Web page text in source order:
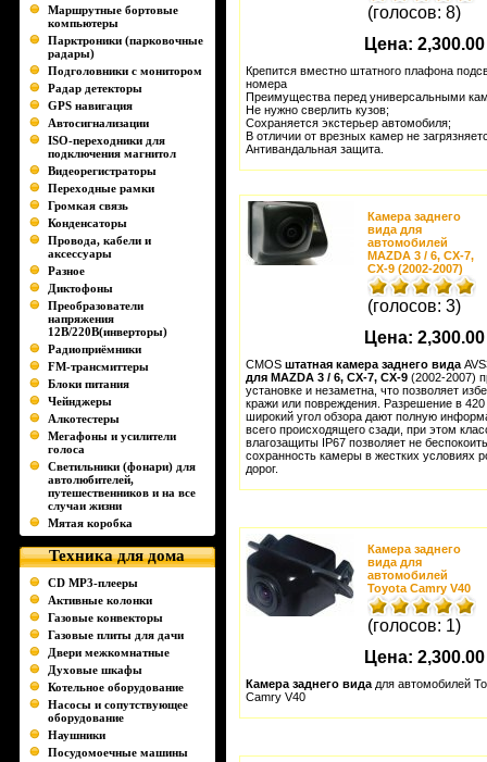
Маршрутные бортовые
компьютеры
Парктроники (парковочные
радары)
Подголовники с монитором
Радар детекторы
GPS навигация
Автосигнализации
ISO-переходники для
подключения магнитол
Видеорегистраторы
Переходные рамки
Громкая связь
Конденсаторы
Провода, кабели и
аксессуары
Разное
Диктофоны
Преобразователи
напряжения
12В/220В(инверторы)
Радиоприёмники
FM-трансмиттеры
Блоки питания
Чейнджеры
Алкотестеры
Мегафоны и усилители
голоса
Светильники (фонари) для
автолюбителей,
путешественников и на все
случаи жизни
Мятая коробка
Техника для дома
CD MP3-плееры
Активные колонки
Газовые конвекторы
Газовые плиты для дачи
Двери межкомнатные
Духовые шкафы
Котельное оборудование
Насосы и сопутствующее
оборудование
Наушники
Посудомоечные машины
(голосов: 8)
Цена:
Крепится вместно штатного плафона
номера
Преимущества перед универсальными
Не нужно сверлить кузов;
Сохраняется экстерьер автомобиля;
В отличии от врезных камер не
Антивандальная защита.
Камера заднего
вида для
автомобилей
MAZDA 3 / 6, СХ-7,
СХ-9 (2002-2007)
(голосов: 3)
Цена:
CMOS штатная камера заднего вида
для MAZDA 3 / 6, СХ-7, СХ-9 (2002-2007)
установке и незаметна, что позволяет
кражи или повреждения. Разрешение в 420
широкий угол обзора дают полную
всего происходящего сзади, при этом
влагозащиты IP67 позволяет не
сохранность камеры в жестких условиях
дорог.
Камера заднего
вида для
автомобилей
Toyota Camry V40
(голосов: 1)
Цена:
Камера заднего вида для автомобилей
Camry V40